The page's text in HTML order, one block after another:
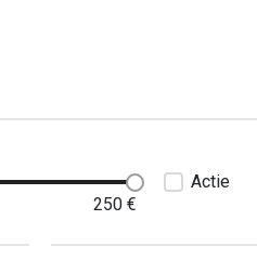
250 €
Actie